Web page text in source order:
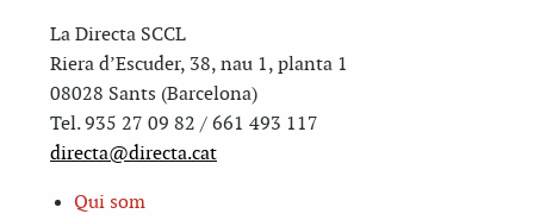
La Directa SCCL
Riera d’Escuder, 38, nau 1, planta 1
08028 Sants (Barcelona)
Tel. 935 27 09 82 / 661 493 117
directa@directa.cat
Qui som